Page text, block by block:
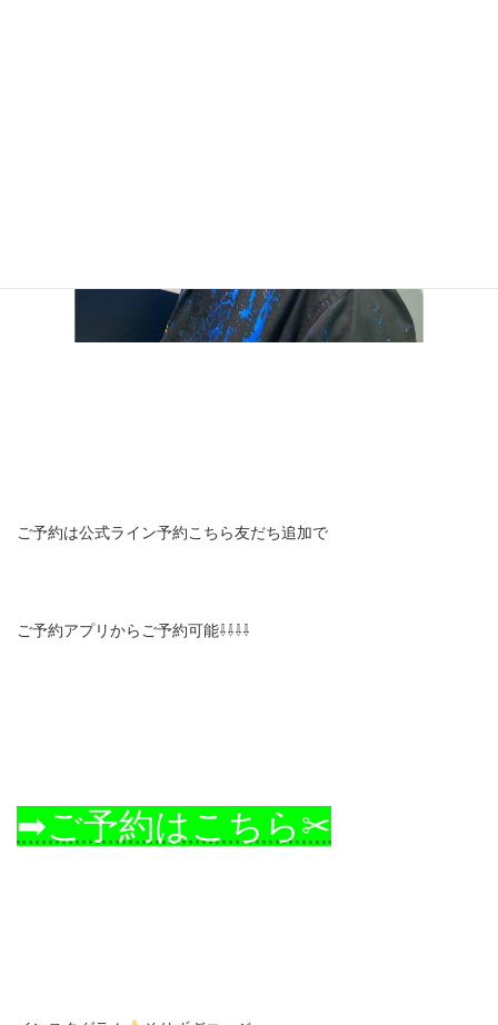
ご予約は公式ライン予約こちら友だち追加で
ご予約アプリからご予約可能⇩⇩⇩⇩
➡ご予約はこちら✂